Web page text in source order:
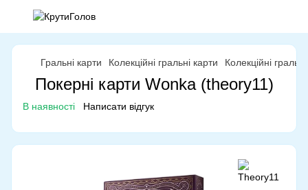
Гральні карти Колекційні гральні карти Колекційні
Покерні карти Wonka (theory11)
В наявності Написати відгук